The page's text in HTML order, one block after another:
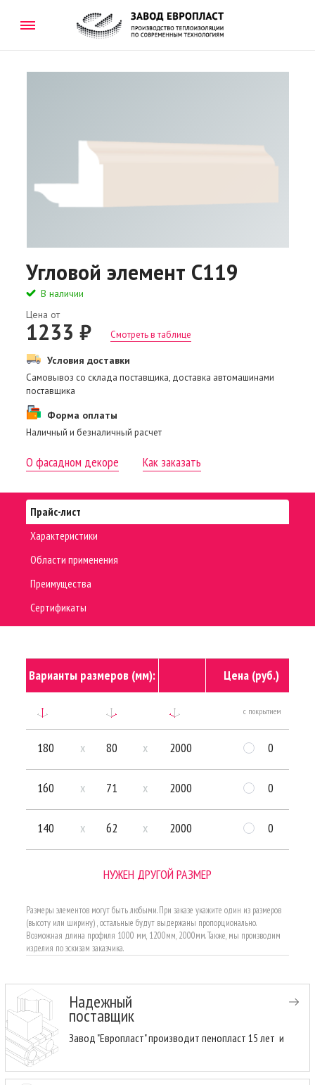
Угловой элемент C119
В наличии
Цена от
1233 ₽ Смотреть в таблице
Условия доставки
Самовывоз со склада поставщика, доставка автомашинами
поставщика
Форма оплаты
Наличный и безналичный расчет
О фасадном декоре Как заказать
Прайс-лист
Характеристики
Области применения
Преимущества
Сертификаты
Варианты размеров (мм): Цена (руб.)
с покрытием
180 x 80 x 2000 0
160 x 71 x 2000 0
140 x 62 x 2000 0
НУЖЕН ДРУГОЙ РАЗМЕР
Размеры элементов могут быть любыми. При заказе укажите один из размеров
(высоту или ширину) , остальные будут выдержаны пропорционально.
Возможная длина профиля 1000 мм, 1200мм, 2000мм. Также, мы производим
изделия по эскизам заказчика.
Надежный
поставщик
Завод "Европласт" производит пенопласт 15 лет и